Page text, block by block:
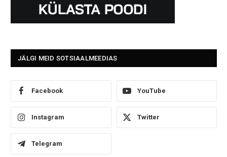
JÄLGI MEID SOTSIAALMEEDIAS
Facebook YouTube
Instagram Twitter
Telegram